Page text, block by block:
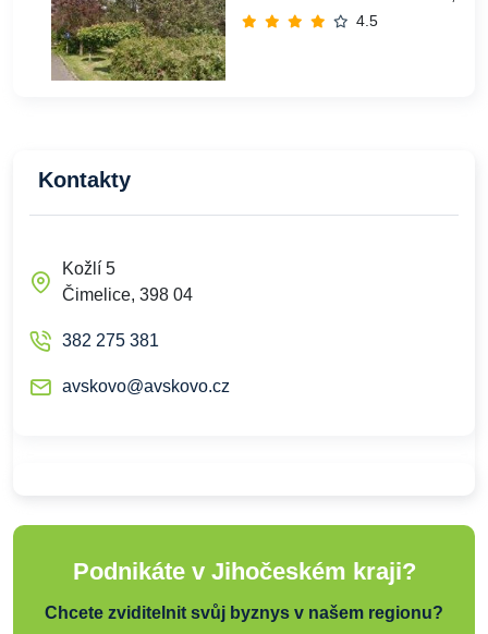
4.5
Kontakty
Kožlí 5
Čimelice, 398 04
382 275 381
avskovo@avskovo.cz
Podnikáte v Jihočeském kraji?
Chcete zviditelnit svůj byznys v našem regionu?